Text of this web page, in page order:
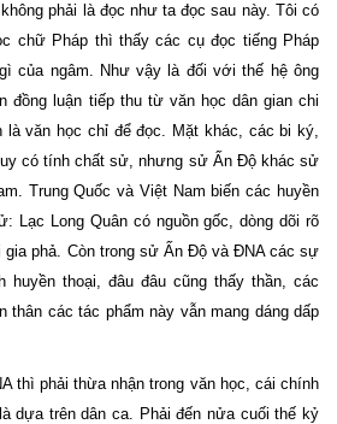
phải là đọc như ta đọc sau này. Tôi có
chữ Pháp thì thấy các cụ đọc tiếng Pháp
của ngâm. Như vậy là đối với thế hệ ông
đồng luận tiếp thu từ văn học dân gian chi
là văn học chỉ để đọc. Mặt khác, các bi ký,
có tính chất sử, nhưng sử Ấn Độ khác sử
Trung Quốc và Việt Nam biến các huyền
Lạc Long Quân có nguồn gốc, dòng dõi rõ
gia phả. Còn trong sử Ấn Độ và ĐNA các sự
huyền thoại, đâu đâu cũng thấy thần, các
thân các tác phẩm này vẫn mang dáng dấp
thì phải thừa nhận trong văn học, cái chính
dựa trên dân ca. Phải đến nửa cuối thế kỷ